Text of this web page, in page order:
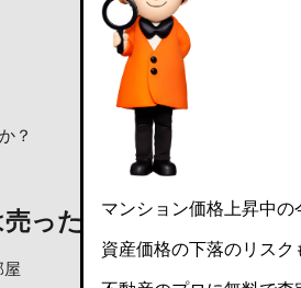
？
ったらいくら？参考査
屋
マンション価格上昇中の
資産価格の下落のリスク